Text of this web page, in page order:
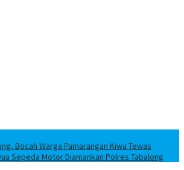
Bocah Warga Pamarangan Kiwa Tewas
Sepeda Motor Diamankan Polres Tabalong